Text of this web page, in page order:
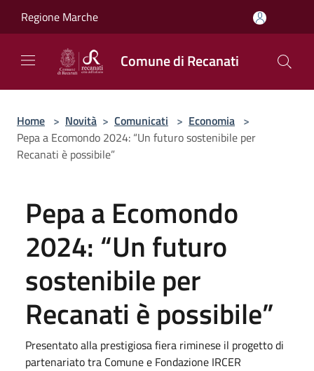
Regione Marche
Comune di Recanati
Home > Novità > Comunicati > Economia >
Pepa a Ecomondo 2024: “Un futuro sostenibile per
Recanati è possibile”
Pepa a Ecomondo
2024: “Un futuro
sostenibile per
Recanati è possibile”
Presentato alla prestigiosa fiera riminese il progetto di
partenariato tra Comune e Fondazione IRCER